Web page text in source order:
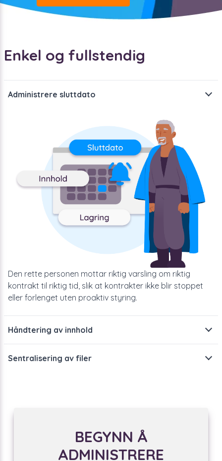
Enkel og fullstendig
Administrere sluttdato
Den rette personen mottar riktig varsling om riktig
kontrakt til riktig tid, slik at kontrakter ikke blir stoppet
eller forlenget uten proaktiv styring.
Håndtering av innhold
Anleggsforvalteren vil gjerne motta en varsling om
leveringsbetingelser, mens noen i økonomiavdelingen vil
Sentralisering av filer
BEGYNN Å
ADMINISTRERE